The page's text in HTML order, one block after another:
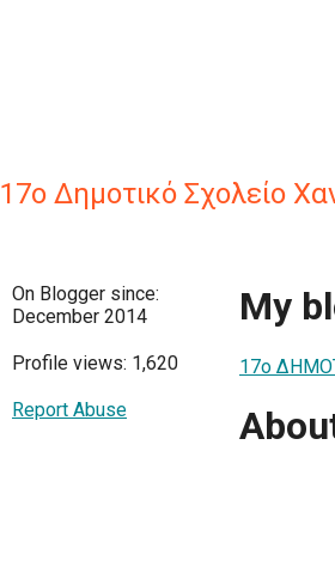
17ο Δημοτικό Σχολείο
On Blogger since:
December 2014
Profile views: 1,620
Report Abuse
My
17ο